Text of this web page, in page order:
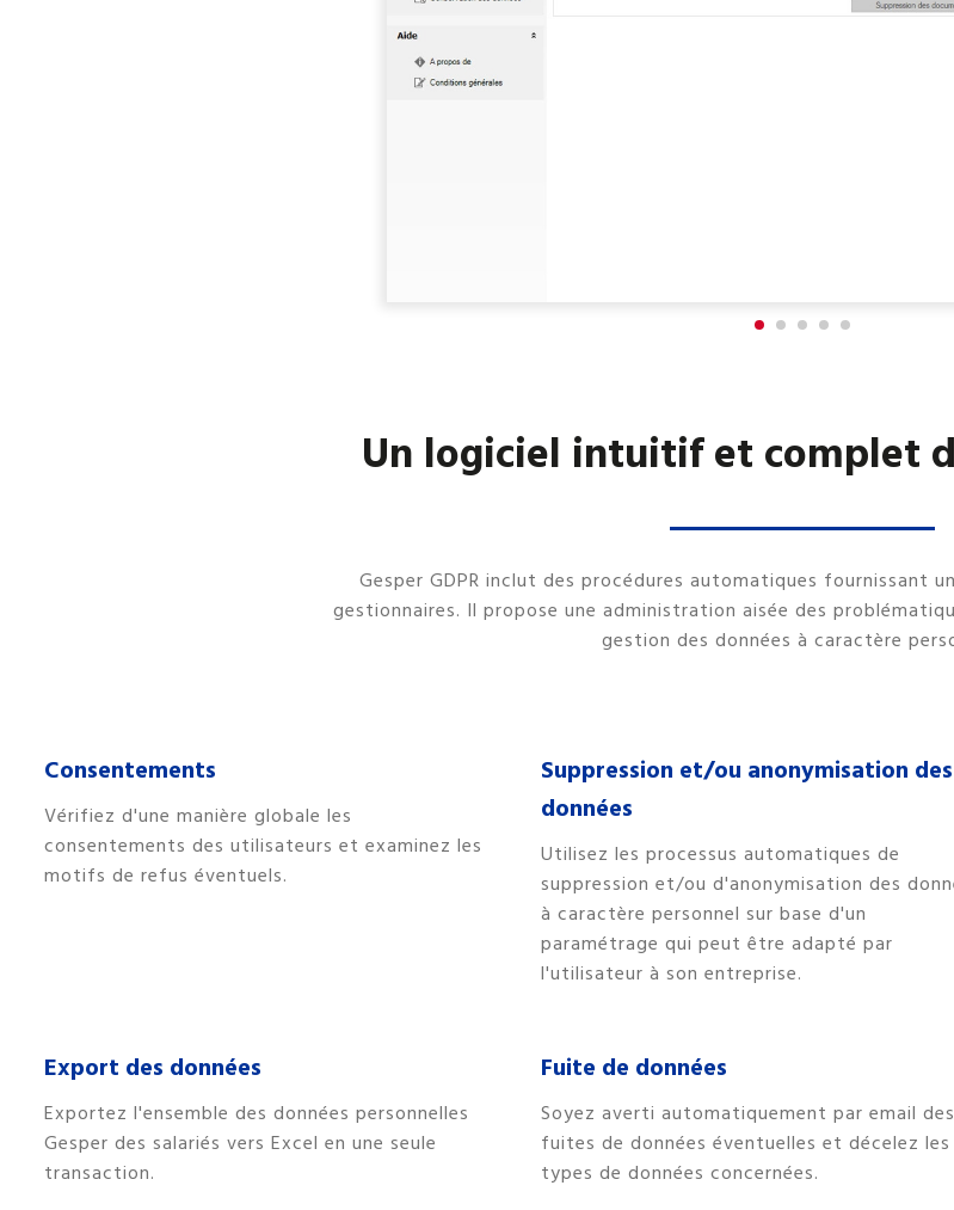
Un logiciel intuitif et complet
Gesper GDPR inclut des procédures automatiques fournissant
gestionnaires. Il propose une administration aisée des
gestion des données à caractère
Consentements
Vérifiez d'une manière globale les
consentements des utilisateurs et examinez les
motifs de refus éventuels.
Suppression et/ou anonymisation des
données
Utilisez les processus automatiques de
suppression et/ou d'anonymisation des
à caractère personnel sur base d'un
paramétrage qui peut être adapté par
l'utilisateur à son entreprise.
Export des données
Exportez l'ensemble des données personnelles
Gesper des salariés vers Excel en une seule
transaction.
Fuite de données
Soyez averti automatiquement par email des
fuites de données éventuelles et décelez les
types de données concernées.